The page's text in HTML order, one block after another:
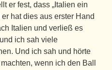
er fest, dass „Italien ein
hat dies aus erster Hand
Italien und verließ es
ich sah viele
Und ich sah und hörte
wenn ich den Ball